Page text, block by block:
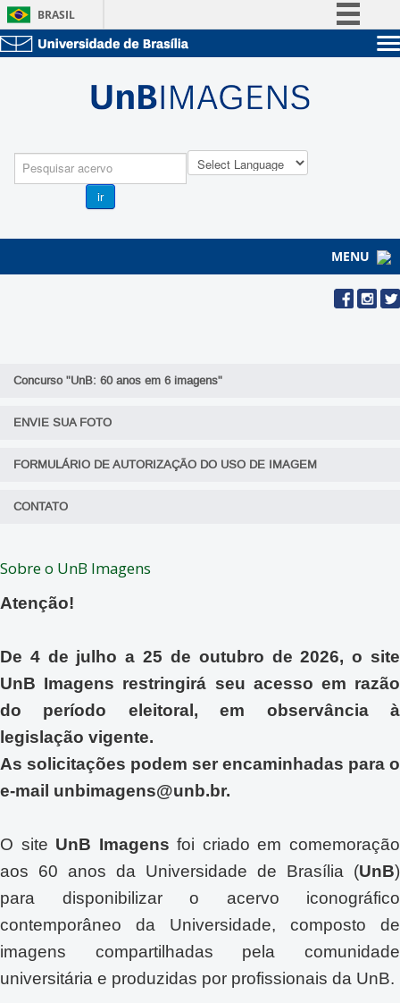
BRASIL
Participe
Legislação
Unidades acadêmicas
Pesquisa
ir
MENU
Concurso "UnB: 60 anos em 6 imagens"
ENVIE SUA FOTO
FORMULÁRIO DE AUTORIZAÇÃO DO USO DE IMAGEM
CONTATO
Sobre o UnB Imagens
Atenção!
De 4 de julho a 25 de outubro de 2026, o site
UnB Imagens restringirá seu acesso em razão
do período eleitoral, em observância à
legislação vigente.
As solicitações podem ser encaminhadas para o
e-mail unbimagens@unb.br.
O site UnB Imagens foi criado em comemoração
aos 60 anos da Universidade de Brasília (UnB)
para disponibilizar o acervo iconográfico
contemporâneo da Universidade, composto de
imagens compartilhadas pela comunidade
universitária e produzidas por profissionais da UnB.